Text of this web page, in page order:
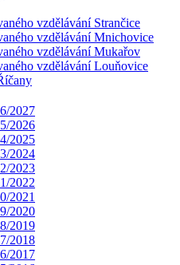
vzdělávání Strančice
vzdělávání Mnichovice
vzdělávání Mukařov
vzdělávání Louňovice
2027
2026
2025
2024
2023
2022
2021
2020
2019
2018
2017